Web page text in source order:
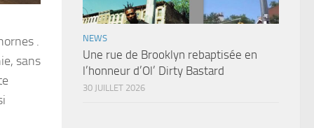
.
sans
NEWS
Une rue de Brooklyn rebaptisée en
l’honneur d’Ol’ Dirty Bastard
30 JUILLET 2026